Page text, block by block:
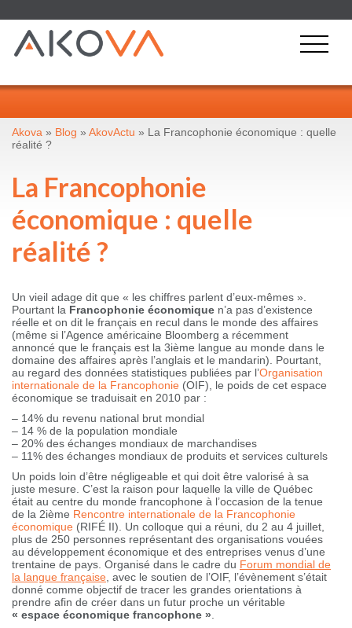
Akova » Blog » AkovActu » La Francophonie économique : quelle
réalité ?
La Francophonie
économique : quelle
réalité ?
Un vieil adage dit que « les chiffres parlent d’eux-mêmes ».
Pourtant la Francophonie économique n’a pas d’existence
réelle et on dit le français en recul dans le monde des affaires
(même si l’Agence américaine Bloomberg a récemment
annoncé que le français est la 3ième langue au monde dans le
domaine des affaires après l’anglais et le mandarin). Pourtant,
au regard des données statistiques publiées par l’Organisation
internationale de la Francophonie (OIF), le poids de cet espace
économique se traduisait en 2010 par :
– 14% du revenu national brut mondial
– 14 % de la population mondiale
– 20% des échanges mondiaux de marchandises
– 11% des échanges mondiaux de produits et services culturels
Un poids loin d’être négligeable et qui doit être valorisé à sa
juste mesure. C’est la raison pour laquelle la ville de Québec
était au centre du monde francophone à l’occasion de la tenue
de la 2ième Rencontre internationale de la Francophonie
économique (RIFÉ II). Un colloque qui a réuni, du 2 au 4 juillet,
plus de 250 personnes représentant des organisations vouées
au développement économique et des entreprises venus d’une
trentaine de pays. Organisé dans le cadre du Forum mondial de
la langue française , avec le soutien de l’OIF, l’évènement s’était
donné comme objectif de tracer les grandes orientations à
prendre afin de créer dans un futur proche un véritable
« espace économique francophone »